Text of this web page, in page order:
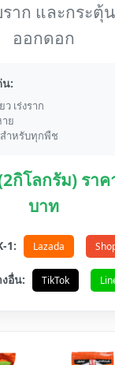
ราก และกระตุ้
ออกดอก
น:
ว เร่งราก
ย
สำหรับทุกพืช
กิโลกรัม) ราค
บาท
1: Lazada
งอื่น: TikTok